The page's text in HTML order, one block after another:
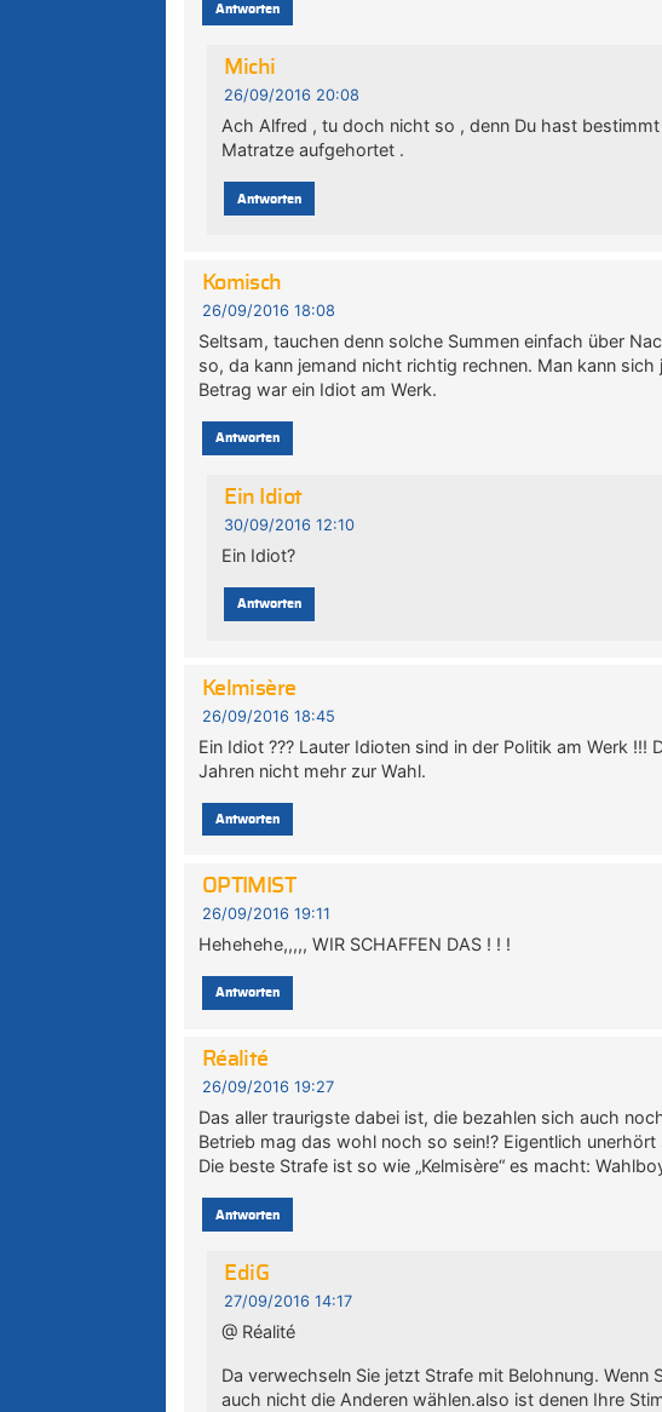
Antworten
Michi
26/09/2016 20:08
Ach Alfred , tu doch nicht so , denn Du hast
Matratze aufgehortet .
Antworten
Komisch
26/09/2016 18:08
Seltsam, tauchen denn solche Summen einfach über
so, da kann jemand nicht richtig rechnen. Man kann
Betrag war ein Idiot am Werk.
Antworten
Ein Idiot
30/09/2016 12:10
Ein Idiot?
Antworten
Kelmisère
26/09/2016 18:45
Ein Idiot ??? Lauter Idioten sind in der Politik am Werk
Jahren nicht mehr zur Wahl.
Antworten
OPTIMIST
26/09/2016 19:11
Hehehehe,,,,, WIR SCHAFFEN DAS ! ! !
Antworten
Réalité
26/09/2016 19:27
Das aller traurigste dabei ist, die bezahlen sich auch
Betrieb mag das wohl noch so sein!? Eigentlich unerhört
Die beste Strafe ist so wie „Kelmisère“ es macht:
Antworten
EdiG
27/09/2016 14:17
@ Réalité
Da verwechseln Sie jetzt Strafe mit Belohnung. Wenn
auch nicht die Anderen wählen.also ist denen Ihre